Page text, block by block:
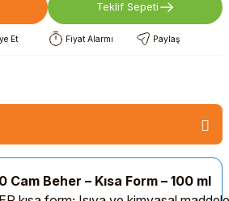
Teklif Sepeti
Et Fiyat Alarmı Paylaş
Cam Beher – Kısa Form – 100 ml